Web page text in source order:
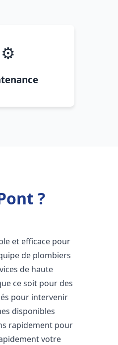
⚙️
?
et efficace pour
de plombiers
de haute
ce soit pour des
pour intervenir
disponibles
rapidement pour
votre